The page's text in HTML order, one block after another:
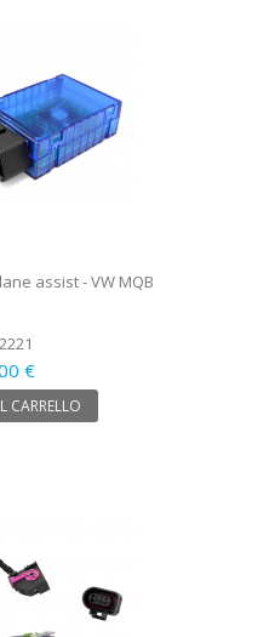
assist - VW MQB
€
CARRELLO